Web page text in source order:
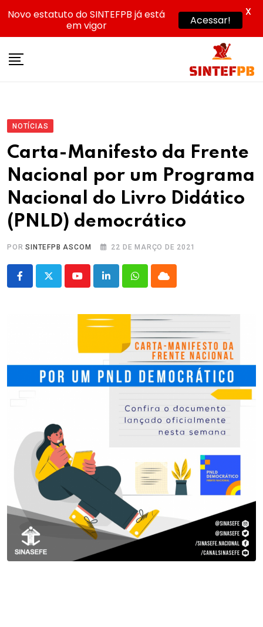
NOTÍCIAS
Carta-Manifesto da Frente
Nacional por um Programa
Nacional do Livro Didático
(PNLD) democrático
PORSINTEFPB ASCOM 22 DE MARÇO DE 2021
YoutubeLinkedInWhatsappCloud
Novo estatuto do SINTEFPB já está
em vigor
Acessar!
X